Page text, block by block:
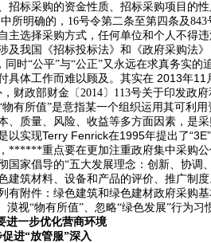
招标采购的资金性质、招标采购项目的
所明确的，16号令第二条至第四条及
主选择采购方式，任何单位和个人不得
及我国《招标投标法》和《政府采购法
同时“公平”与“公正”又永远在求真务实
具体工作而难以顾及。其实在 2013年11
财政部财金〔2014〕113号关于印发政
有所值”是意指某一个组织运用其可利
、质量、风险、收益等多方面因素，是
以实现Terry Fenrick在1995年提出了“3E”
******重点要在更加注重政府集中采购
国家倡导的“五大发展理念：创新、协调
建筑材料、设备和产品的评价、推广制
有附件：绿色建筑和绿色建材政府采购
漠视“物有所值”、忽略“绿色发展”行为习
进一步优化营商环境
进“放管服”深入